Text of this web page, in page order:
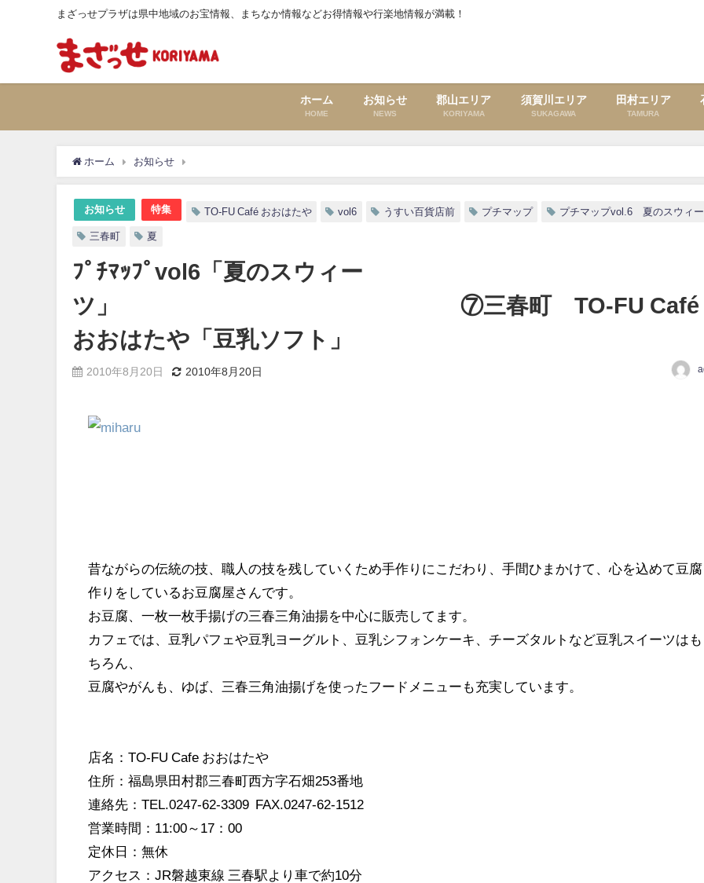
まざっせプラザは県中地域のお宝情報、まちなか情報などお得情報や行楽地情報が満載！
ホーム
HOME
お知らせ
NEWS
郡山エリア
KORIYAMA
須賀川エリア
SUKAGAWA
田村エリア
TAMURA
ホーム お知らせ
お知らせ 特集 TO-FU Café おおはたや vol6 うすい百貨店前 プチマップ プチマップvol.6 夏のスウィ
三春町 夏
ﾌﾟﾁﾏｯﾌﾟvol6「夏のスウィー
ツ」 ⑦三春町 TO-FU Café
おおはたや「豆乳ソフト」
2010年8月20日 2010年8月20日
昔ながらの伝統の技、職人の技を残していくため手作りにこだわり、手間ひまかけて、心を込めて豆腐
作りをしているお豆腐屋さんです。
お豆腐、一枚一枚手揚げの三春三角油揚を中心に販売してます。
カフェでは、豆乳パフェや豆乳ヨーグルト、豆乳シフォンケーキ、チーズタルトなど豆乳スイーツはも
ちろん、
豆腐やがんも、ゆば、三春三角油揚げを使ったフードメニューも充実しています。
店名：TO-FU Cafe おおはたや
住所：福島県田村郡三春町西方字石畑253番地
連絡先：TEL.0247-62-3309 FAX.0247-62-1512
営業時間：11:00～17：00
定休日：無休
アクセス：JR磐越東線 三春駅より車で約10分